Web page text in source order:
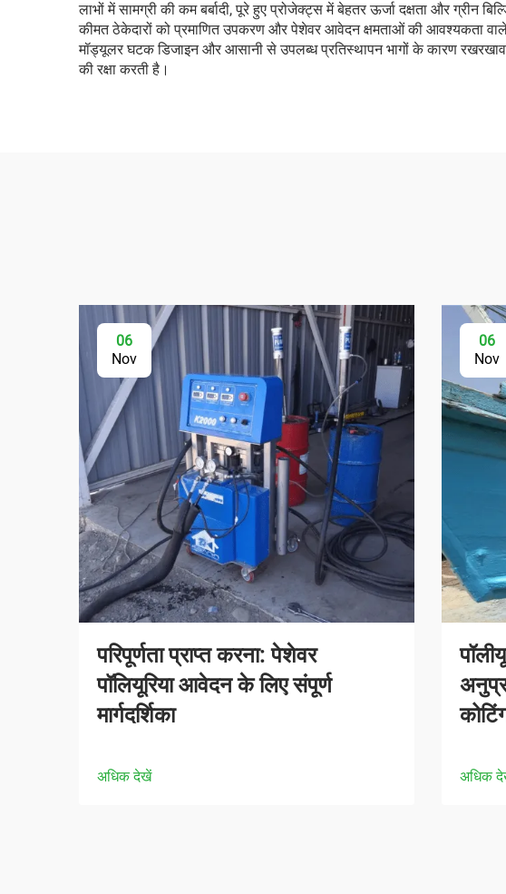
लाभों में सामग्री की कम बर्बादी, पूरे हुए प्रोजेक्ट्स में बेहतर ऊर्जा दक्षता और
कीमत ठेकेदारों को प्रमाणित उपकरण और पेशेवर आवेदन क्षमताओं की आवश्यकता वाले
मॉड्यूलर घटक डिजाइन और आसानी से उपलब्ध प्रतिस्थापन भागों के कारण
की रक्षा करती है।
06
Nov
परिपूर्णता प्राप्त करना: पेशेवर
पॉलियूरिया आवेदन के लिए संपूर्ण
मार्गदर्शिका
अधिक देखें
06
Nov
अधिक